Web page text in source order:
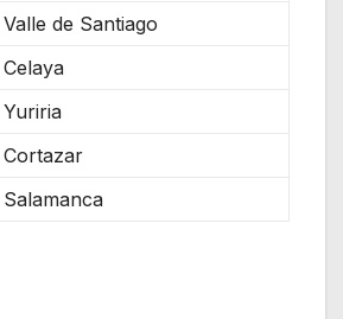
Valle de Santiago
Celaya
Yuriria
Cortazar
Salamanca